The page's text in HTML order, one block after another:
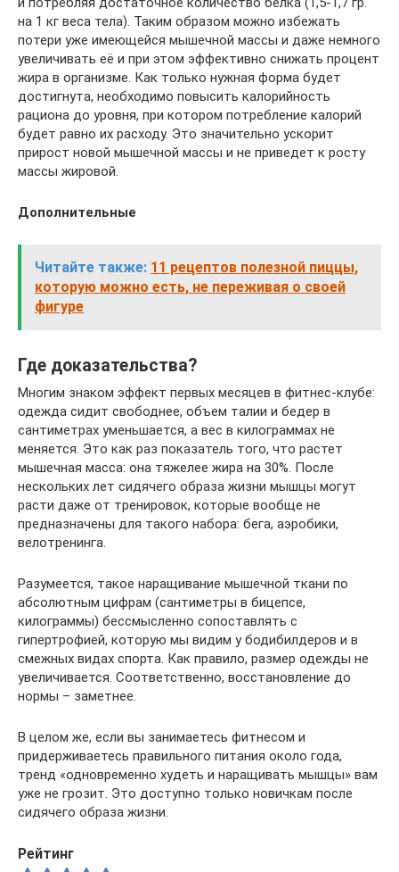
на 1 кг веса тела). Таким образом можно избежать
потери уже имеющейся мышечной массы и даже немного
увеличивать её и при этом эффективно снижать процент
жира в организме. Как только нужная форма будет
достигнута, необходимо повысить калорийность
рациона до уровня, при котором потребление калорий
будет равно их расходу. Это значительно ускорит
прирост новой мышечной массы и не приведет к росту
массы жировой.
Дополнительные
Читайте также: 11 рецептов полезной пиццы,
которую можно есть, не переживая о своей
фигуре
Где доказательства?
Многим знаком эффект первых месяцев в фитнес-клубе:
одежда сидит свободнее, объем талии и бедер в
сантиметрах уменьшается, а вес в килограммах не
меняется. Это как раз показатель того, что растет
мышечная масса: она тяжелее жира на 30%. После
нескольких лет сидячего образа жизни мышцы могут
расти даже от тренировок, которые вообще не
предназначены для такого набора: бега, аэробики,
велотренинга.
Разумеется, такое наращивание мышечной ткани по
абсолютным цифрам (сантиметры в бицепсе,
килограммы) бессмысленно сопоставлять с
гипертрофией, которую мы видим у бодибилдеров и в
смежных видах спорта. Как правило, размер одежды не
увеличивается. Соответственно, восстановление до
нормы – заметнее.
В целом же, если вы занимаетесь фитнесом и
придерживаетесь правильного питания около года,
тренд «одновременно худеть и наращивать мышцы» вам
уже не грозит. Это доступно только новичкам после
сидячего образа жизни.
Рейтинг